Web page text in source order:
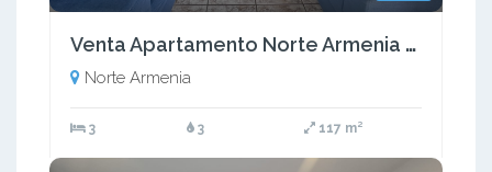
Venta Apartamento Norte Armenia Quindío Colombia COD: 9615464
Norte Armenia
3 3 117 m²